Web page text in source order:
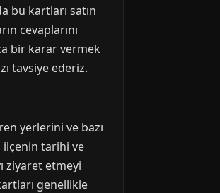
bu kartları satın
cevaplarını
bir karar vermek
tavsiye ederiz.
yerlerini ve bazı
ilçenin tarihi ve
ziyaret etmeyi
genellikle